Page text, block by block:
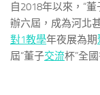
自2018年以來，“董
辦六屆，成為河北
對1教學年夜展為期
屆“董子交流杯”全